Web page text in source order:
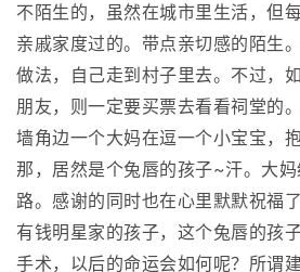
不陌生的，虽然在城市里生活，但
亲戚家度过的。带点亲切感的陌生
做法，自己走到村子里去。不过，
朋友，则一定要买票去看看祠堂的
墙角边一个大妈在逗一个小宝宝，
那，居然是个兔唇的孩子~汗。大
路。感谢的同时也在心里默默祝福
有钱明星家的孩子，这个兔唇的孩
手术，以后的命运会如何呢？所谓